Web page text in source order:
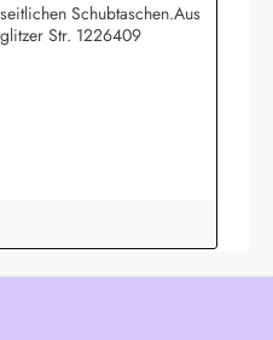
Schubtaschen.Aus
Str. 1226409